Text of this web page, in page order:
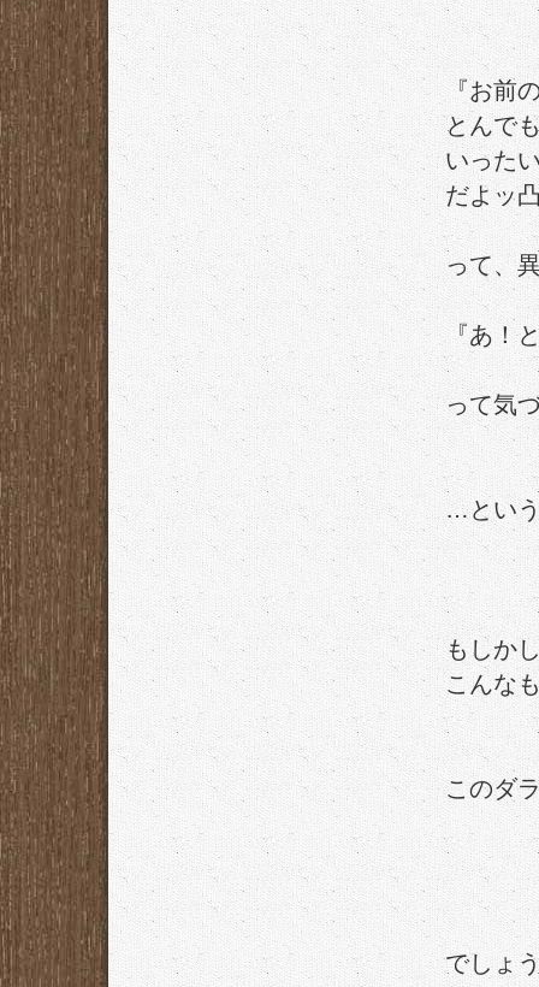
『お前
とんで
いった
だよッ
って、
『あ！
って気
…とい
もしか
こんな
このダ
でしょ